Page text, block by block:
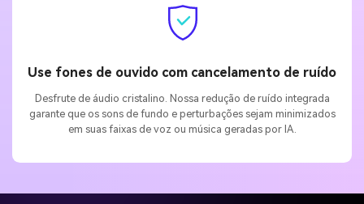
Use fones de ouvido com cancelamento de ruído
Desfrute de áudio cristalino. Nossa redução de ruído integrada
garante que os sons de fundo e perturbações sejam minimizados
em suas faixas de voz ou música geradas por IA.